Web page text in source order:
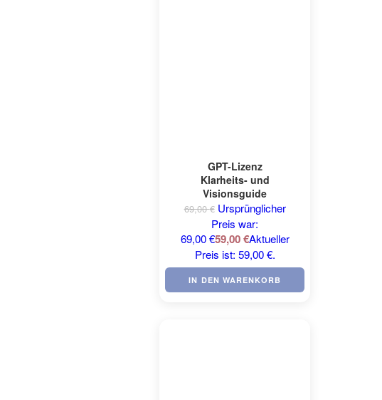
GPT-Lizenz
Klarheits- und
Visionsguide
69,00€ Ursprünglicher
Preis war:
69,00 €59,00€Aktueller
Preis ist: 59,00 €.
IN DEN WARENKORB